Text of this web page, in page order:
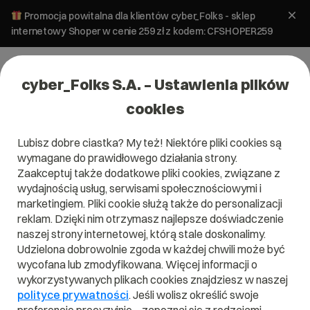
Promocja powitalna dla klientów cyber_Folks - sklep
internetowy Shoper w cenie 259 zł z kodem: CFSHOPER259
Pomoc»Aplikacje stron»_rank »Dlaczego widzę moją
stronę na innej pozycji w Google niż narzędzie _rank?
Dlaczego widzę moją stronę na innej
pozycji w Google niż narzędzie
_rank?
_rank Aplikacje stron
cyber_Folks S.A. – Ustawienia plików
cookies
Lubisz dobre ciastka? My też! Niektóre pliki cookies są
wymagane do prawidłowego działania strony.
Zaakceptuj także dodatkowe pliki cookies, związane z
wydajnością usług, serwisami społecznościowymi i
marketingiem. Pliki cookie służą także do personalizacji
reklam. Dzięki nim otrzymasz najlepsze doświadczenie
naszej strony internetowej, którą stale doskonalimy.
Udzielona dobrowolnie zgoda w każdej chwili może być
wycofana lub zmodyfikowana. Więcej informacji o
wykorzystywanych plikach cookies znajdziesz w naszej
polityce prywatności. Jeśli wolisz określić swoje